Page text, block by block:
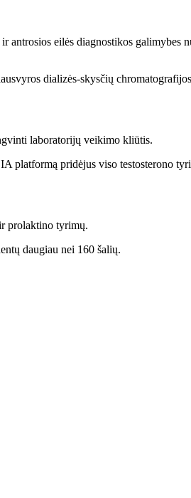
eilės diagnostikos galimybes
dializės-skysčių
laboratorijų veikimo kliūtis.
platformą pridėjus viso testosterono
prolaktino tyrimų.
daugiau nei 160 šalių.